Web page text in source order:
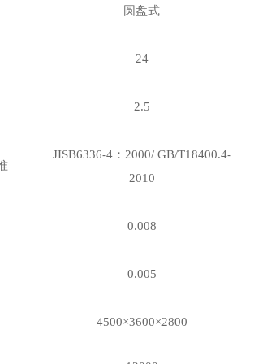
圆盘式
24
2.5
JISB6336-4：2000/ GB/T18400.4-
2010
0.008
0.005
4500×3600×2800